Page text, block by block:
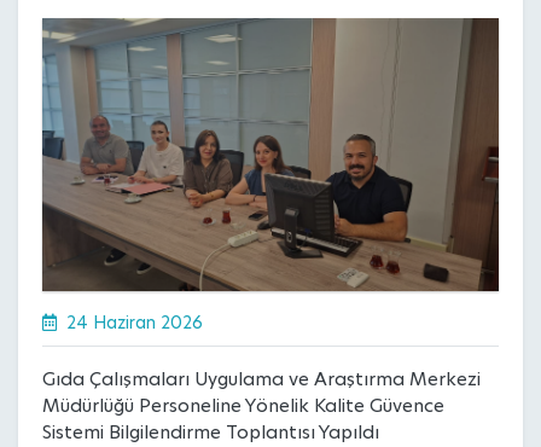
24 Haziran 2026
Gıda Çalışmaları Uygulama ve Araştırma Merkezi
Müdürlüğü Personeline Yönelik Kalite Güvence
Sistemi Bilgilendirme Toplantısı Yapıldı